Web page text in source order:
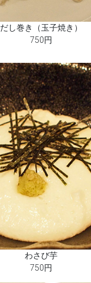
だし巻き（玉子焼き）
750円
わさび芋
750円